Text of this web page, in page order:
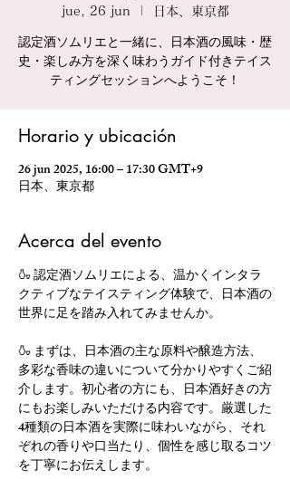
jue, 26 jun 日本、東京都
認定酒ソムリエと一緒に、日本酒の風味・歴
史・楽しみ方を深く味わうガイド付きテイス
ティングセッションへようこそ！
Horario y ubicación
26 jun 2025, 16:00 – 17:30 GMT+9
日本、東京都
Acerca del evento
🍶 認定酒ソムリエによる、温かくインタラ
クティブなテイスティング体験で、日本酒の
世界に足を踏み入れてみませんか。
🍶 まずは、日本酒の主な原料や醸造方法、
多彩な香味の違いについて分かりやすくご紹
介します。初心者の方にも、日本酒好きの方
にもお楽しみいただける内容です。厳選した
4種類の日本酒を実際に味わいながら、それ
ぞれの香りや口当たり、個性を感じ取るコツ
を丁寧にお伝えします。